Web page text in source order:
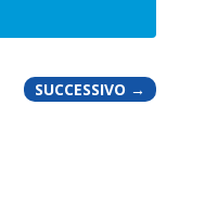
SUCCESSIVO →